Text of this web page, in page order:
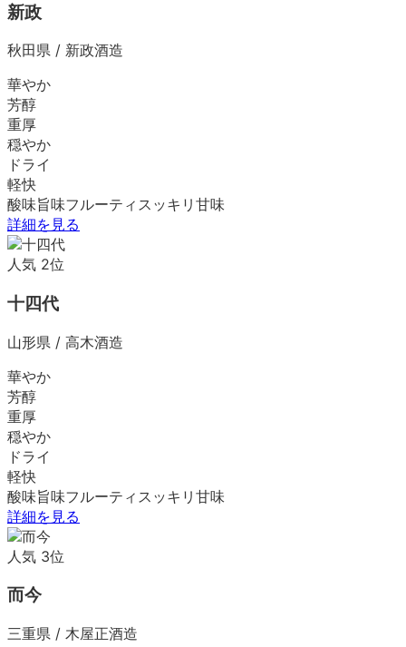
新政
秋田県 / 新政酒造
華やか
芳醇
重厚
穏やか
ドライ
軽快
酸味旨味フルーティ スッキリ 甘味
詳細を見る
人気 2位
十四代
山形県 / 高木酒造
華やか
芳醇
重厚
穏やか
ドライ
軽快
酸味旨味フルーティ スッキリ 甘味
詳細を見る
人気 3位
而今
三重県 / 木屋正酒造